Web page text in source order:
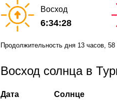
Восход
6:34:28
Продолжительность дня 13 часов, 58
Восход солнца в
Дата Солнце